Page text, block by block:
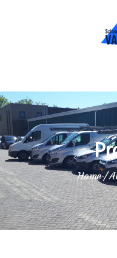
Home
De
OVER ONS
EN
NIEUWS
CONTACT